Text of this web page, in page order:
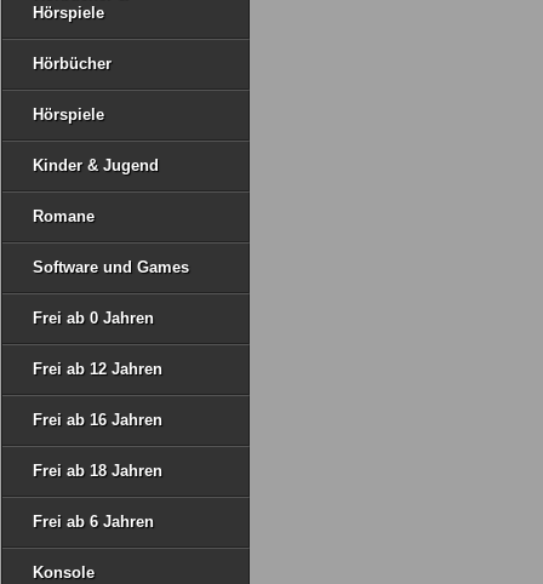
Hörspiele
Hörbücher
Hörspiele
Kinder & Jugend
Romane
Software und Games
Frei ab 0 Jahren
Frei ab 12 Jahren
Frei ab 16 Jahren
Frei ab 18 Jahren
Frei ab 6 Jahren
Konsole